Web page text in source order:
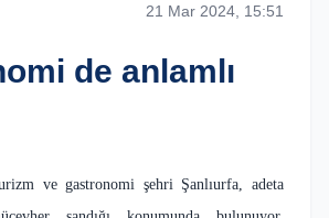
21 Mar 2024, 15:51
de anlamlı
ve gastronomi şehri Şanlıurfa, adeta